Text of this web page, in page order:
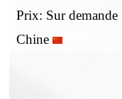
Prix: Sur demande
Chine